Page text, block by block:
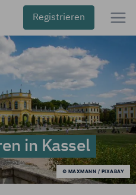
Registrieren
© MAXMANN / PIXABAY
in Kassel